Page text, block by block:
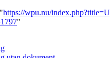
https://wpu.nu/
"